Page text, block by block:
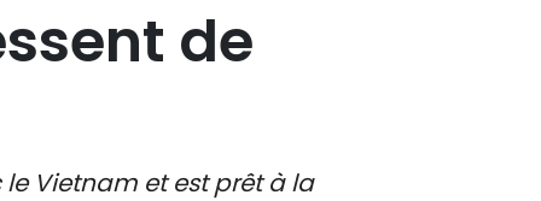
de
Vietnam et est prêt à la